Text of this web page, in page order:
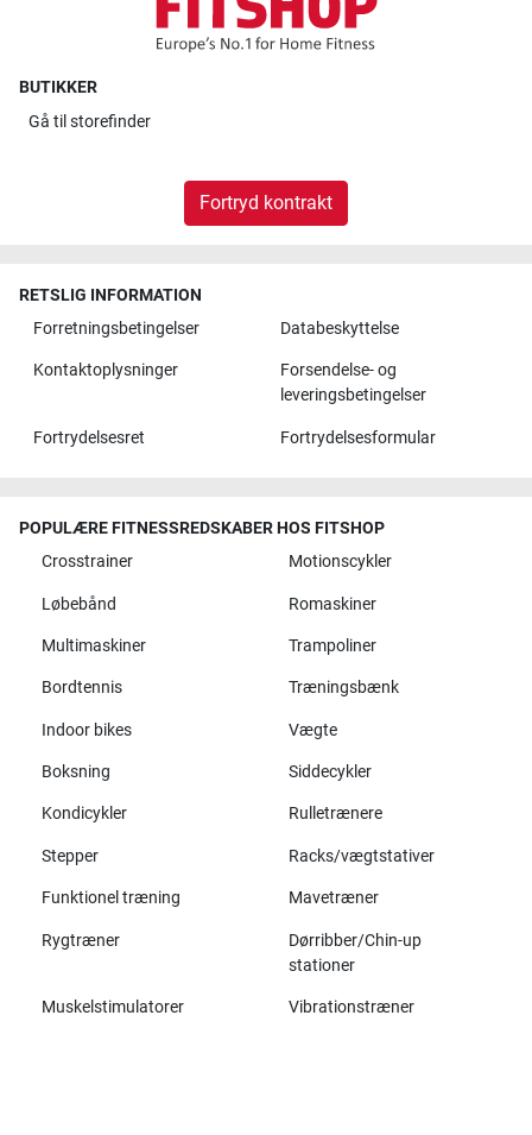
BUTIKKER
Gå til storefinder
Fortryd kontrakt
RETSLIG INFORMATION
Forretningsbetingelser
Databeskyttelse
Kontaktoplysninger
Forsendelse- og
leveringsbetingelser
Fortrydelsesret Fortrydelsesformular
POPULÆRE FITNESSREDSKABER HOS FITSHOP
Crosstrainer
Motionscykler
Løbebånd Romaskiner
Multimaskiner Trampoliner
Bordtennis Træningsbænk
Indoor bikes Vægte
Boksning Siddecykler
Kondicykler Rulletrænere
Stepper Racks/vægtstativer
Funktionel træning Mavetræner
Rygtræner
Dørribber/Chin-up
stationer
Muskelstimulatorer Vibrationstræner